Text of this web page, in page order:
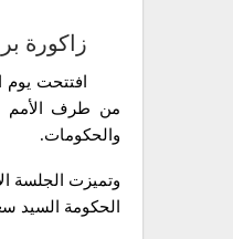
زاكورة
من طرف الأمم
والحكومات.
وتميزت الجلسة
الحكومة السيد